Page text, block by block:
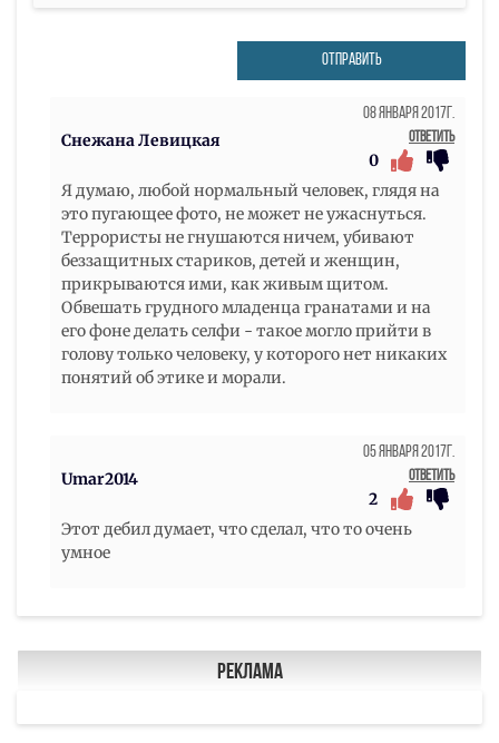
ОТПРАВИТЬ
Снежана Левицкая
08 Января 2017г.
Ответить
0
Я думаю, любой нормальный человек, глядя на
это пугающее фото, не может не ужаснуться.
Террористы не гнушаются ничем, убивают
беззащитных стариков, детей и женщин,
прикрываются ими, как живым щитом.
Обвешать грудного младенца гранатами и на
его фоне делать селфи - такое могло прийти в
голову только человеку, у которого нет никаких
понятий об этике и морали.
Umar2014
05 Января 2017г.
Ответить
2
Этот дебил думает, что сделал, что то очень
умное
Реклама